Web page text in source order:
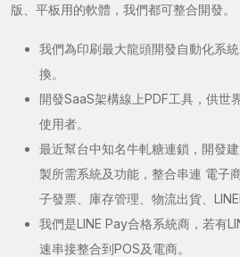
版、平板用的軟體，我們都可整合開發。
我們為印刷最大龍頭開發自動化系
換。
開發SaaS架構線上PDF工具，供世
使用者。
最近幫台中知名牛軋糖連鎖，開發
製所需系統及功能，整合串連 電子
子發票、庫存管理、物流出貨、
我們是LINE Pay合格系統商，若有
速串接整合到POS及電商。